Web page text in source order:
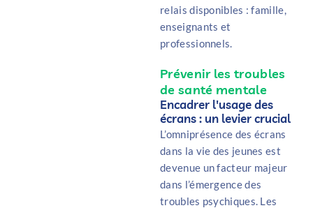
relais disponibles : famille,
enseignants et
professionnels.
Prévenir les troubles
de santé mentale
Encadrer l'usage des
écrans : un levier crucial
L’omniprésence des écrans
dans la vie des jeunes est
devenue un facteur majeur
dans l’émergence des
troubles psychiques. Les